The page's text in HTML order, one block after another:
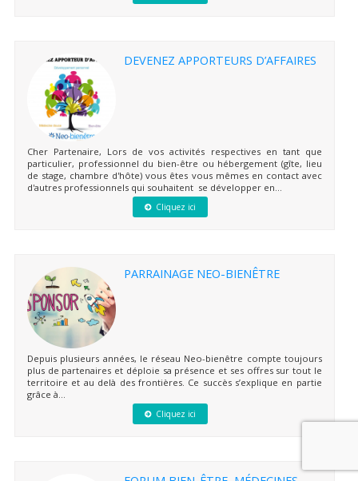
DEVENEZ APPORTEURS D’AFFAIRES
Cher Partenaire, Lors de vos activités respectives en tant que
particulier, professionnel du bien-être ou hébergement (gîte, lieu
de stage, chambre d'hôte) vous êtes vous mêmes en contact avec
d'autres professionnels qui souhaitent se développer en...
Cliquez ici
PARRAINAGE NEO-BIENÊTRE
Depuis plusieurs années, le réseau Neo-bienêtre compte toujours
plus de partenaires et déploie sa présence et ses offres sur tout le
territoire et au delà des frontières. Ce succès s’explique en partie
grâce à...
Cliquez ici